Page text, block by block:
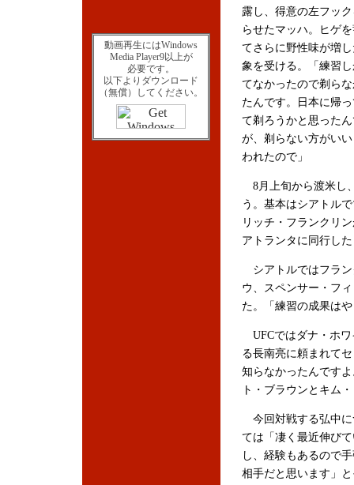
動画再生にはWindows
Media Player9以上が
必要です。
以下よりダウンロード
（無償）してください。
露し、得意の左フッ
らせたマッハ。ヒゲ
てさらに野性味が増
象を受ける。「練習
てなかったので剃ら
たんです。日本に帰
て剃ろうかと思った
が、剃らない方がい
われたので」
8月上旬から渡米し
う。基本はシアトル
リッチ・フランクリ
アトランタに同行し
シアトルではフラン
ウ、スペンサー・フ
た。「練習の成果は
UFCではダナ・ホワ
る長南亮に頼まれて
知らなかったんです
ト・ブラウンとキム
今回対戦する弘中に
ては「凄く最近伸び
し、経験もあるので
相手だと思います」